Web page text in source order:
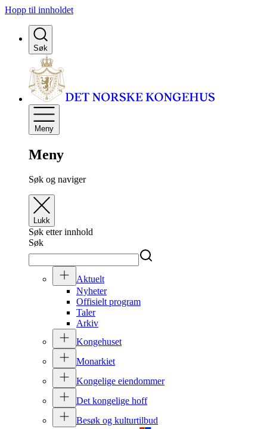
Hopp til innholdet
Søk
Meny
Meny
Søk og naviger
Lukk
Søk etter innhold
Søk
Aktuelt
Nyheter
Offisielt program
Taler
Arkiv
Kongehuset
Monarkiet
Kongelige eiendommer
Det kongelige hoff
Besøk og kulturtilbud